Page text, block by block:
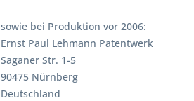
sowie bei Produktion vor 2006:
Ernst Paul Lehmann Patentwerk
Saganer Str. 1-5
90475 Nürnberg
Deutschland